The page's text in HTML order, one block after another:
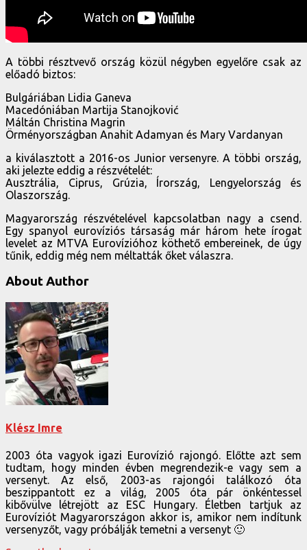
A többi résztvevő ország közül négyben egyelőre csak az
előadó biztos:
Bulgáriában Lidia Ganeva
Macedóniában Martija Stanojković
Máltán Christina Magrin
Örményországban Anahit Adamyan és Mary Vardanyan
a kiválasztott a 2016-os Junior versenyre. A többi ország,
aki jelezte eddig a részvételét:
Ausztrália, Ciprus, Grúzia, Írország, Lengyelország és
Olaszország.
Magyarország részvételével kapcsolatban nagy a csend.
Egy spanyol eurovíziós társaság már három hete írogat
levelet az MTVA Eurovízióhoz köthető embereinek, de úgy
tűnik, eddig még nem méltatták őket válaszra.
About Author
Klész Imre
2003 óta vagyok igazi Eurovízió rajongó. Előtte azt sem
tudtam, hogy minden évben megrendezik-e vagy sem a
versenyt. Az első, 2003-as rajongói találkozó óta
beszippantott ez a világ, 2005 óta pár önkéntessel
kibővülve létrejött az ESC Hungary. Életben tartjuk az
Eurovíziót Magyarországon akkor is, amikor nem indítunk
versenyzőt, vagy próbálják temetni a versenyt 🙂